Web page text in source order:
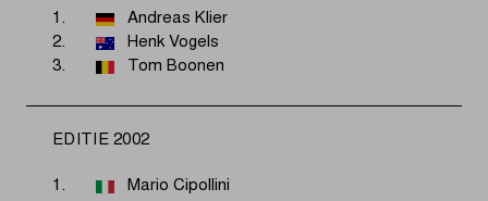
1.
Andreas Klier
2.
Henk Vogels
3.
Tom Boonen
EDITIE 2002
1.
Mario Cipollini